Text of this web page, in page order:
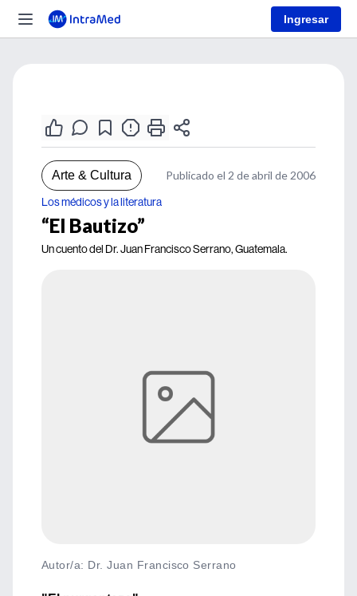
Ingresar
Arte & Cultura Publicado el 2 de abril de 2006
Los médicos y la literatura
“El Bautizo”
Un cuento del Dr. Juan Francisco Serrano, Guatemala.
Autor/a: Dr. Juan Francisco Serrano